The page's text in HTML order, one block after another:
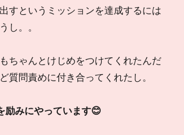
すというミッションを達成するには
し。。
ちゃんとけじめをつけてくれたんだ
質問責めに付き合ってくれたし。
励みにやっています😊